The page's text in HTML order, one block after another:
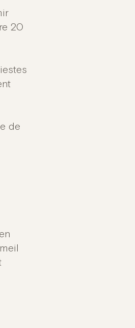
20
de